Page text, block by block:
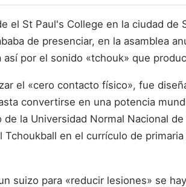
el St Paul's College en la ciudad
de presenciar, en la asamblea
por el sonido «tchouk» que
el «cero contacto físico», fue
convertirse en una potencia
la Universidad Normal Nacional
en el currículo de
suizo para «reducir lesiones» se